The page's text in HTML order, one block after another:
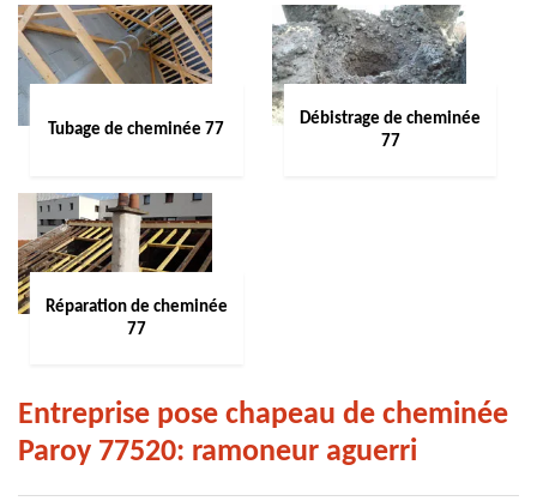
Tubage de cheminée 77
Débistrage de cheminée
77
Réparation de cheminée
77
Entreprise pose chapeau de cheminée
Paroy 77520: ramoneur aguerri